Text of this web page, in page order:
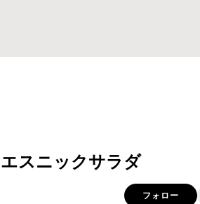
スニックサラダ
フォロー